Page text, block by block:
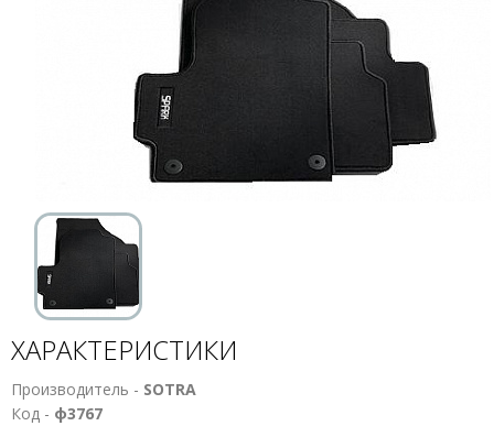
ХАРАКТЕРИСТИКИ
Производитель - SOTRA
Код - ф3767